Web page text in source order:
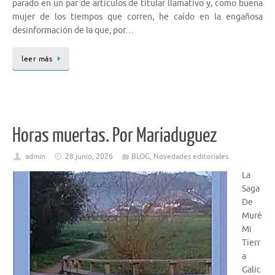
parado en un par de artículos de titular llamativo y, como buena
mujer de los tiempos que corren, he caído en la engañosa
desinformación de la que, por…
leer más
Horas muertas. Por Mariaduguez
admin 28 junio, 2026 BLOG, Novedades editoriales
La
Saga
De
Muré
Mi
Tierr
a
Galic